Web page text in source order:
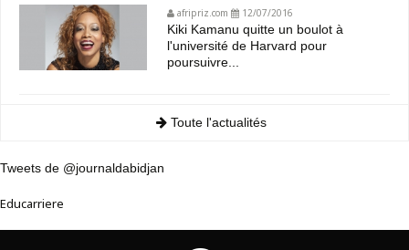
afripriz.com 12/07/2016
Kiki Kamanu quitte un boulot à
l'université de Harvard pour
poursuivre...
Toute l'actualités
Tweets de @journaldabidjan
Educarriere